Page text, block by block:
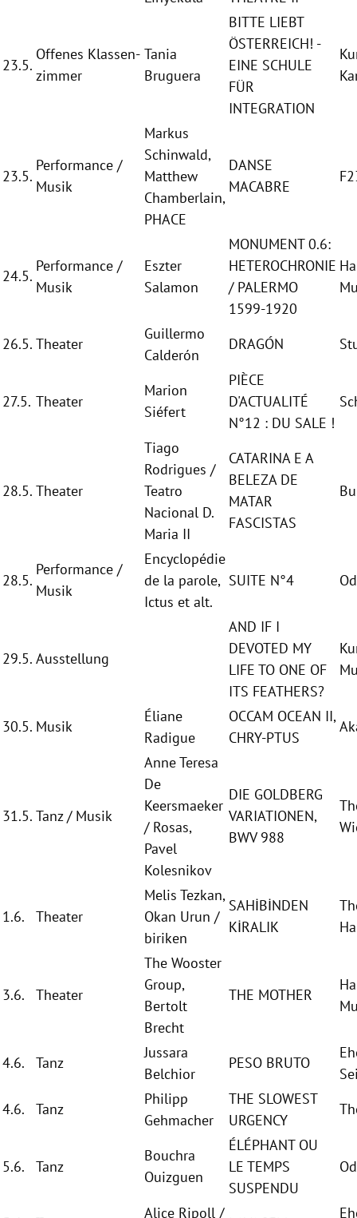
23.5.
Offenes Klassen-
zimmer
Tania
Bruguera
BITTE LIEBT
ÖSTERREICH! -
EINE SCHULE
FÜR
INTEGRATION
23.5.
Performance /
Musik
Markus
Schinwald,
Matthew
Chamberlain,
PHACE
DANSE
MACABRE
24.5.
Performance /
Musik
Eszter
Salamon
MONUMENT 0.6:
HETEROCHRONIE
/ PALERMO
1599-1920
26.5. Theater
Guillermo
Calderón
DRAGÓN
27.5. Theater
Marion
Siéfert
PIÈCE
D'ACTUALITÉ
N°12 : DU SALE !
28.5. Theater
Tiago
Rodrigues /
Teatro
Nacional D.
Maria II
CATARINA E A
BELEZA DE
MATAR
FASCISTAS
28.5.
Performance /
Musik
Encyclopédie
de la parole,
Ictus et alt.
SUITE N°4
29.5. Ausstellung
AND IF I
DEVOTED MY
LIFE TO ONE OF
ITS FEATHERS?
30.5. Musik
Éliane
Radigue
OCCAM OCEAN II,
CHRY-PTUS
31.5. Tanz / Musik
Anne Teresa
De
Keersmaeker
/ Rosas,
Pavel
Kolesnikov
DIE GOLDBERG
VARIATIONEN,
BWV 988
1.6. Theater
Melis Tezkan,
Okan Urun /
biriken
SAHİBİNDEN
KİRALIK
3.6. Theater
The Wooster
Group,
Bertolt
Brecht
THE MOTHER
4.6. Tanz
Jussara
Belchior
PESO BRUTO
4.6.
Tanz
Philipp
Gehmacher
THE SLOWEST
URGENCY
5.6. Tanz
Bouchra
Ouizguen
ÉLÉPHANT OU
LE TEMPS
SUSPENDU
Alice Ripoll /